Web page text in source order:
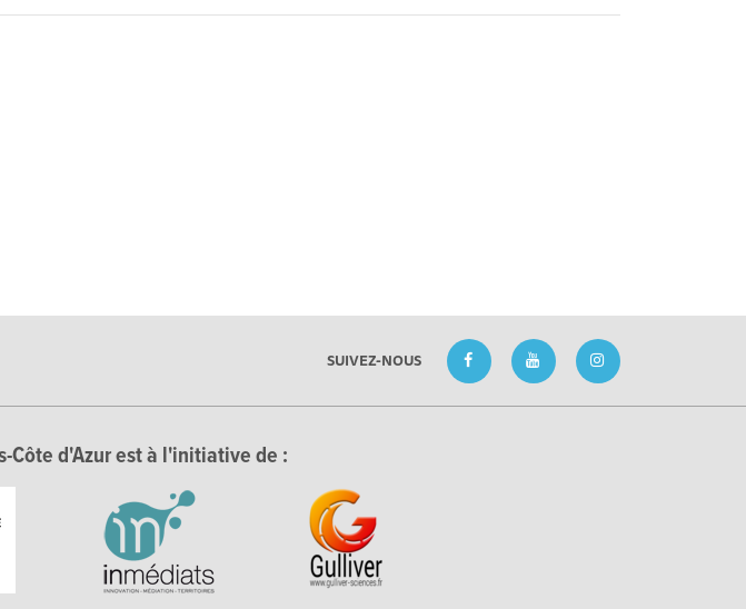
SUIVEZ-NOUS
Côte d'Azur est à l'initiative de :